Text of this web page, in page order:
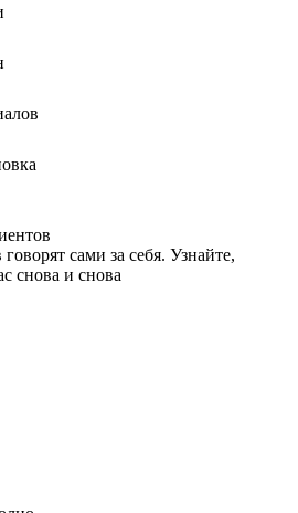
сами за себя. Узнайте,
снова и снова